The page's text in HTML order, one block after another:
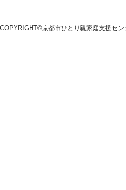
COPYRIGHT©京都市ひとり親家庭支援セ